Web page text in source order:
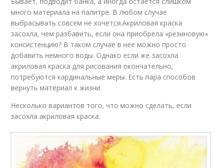
много материала на палитре. В любом случае
выбрасывать совсем не хочется.Акриловая краска
засохла, чем разбавить, если она приобрела «резиновую»
консистенцию? В таком случае в нее можно просто
добавить немного воды. Однако если же засохла
акриловая краска для рисования окончательно,
потребуются кардинальные меры. Есть пара способов
вернуть материал к жизни.
Несколько вариантов того, что можно сделать, если
засохла акриловая краска: